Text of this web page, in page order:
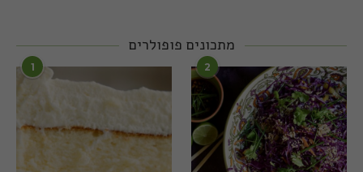
מתכונים פופולרים
1 2